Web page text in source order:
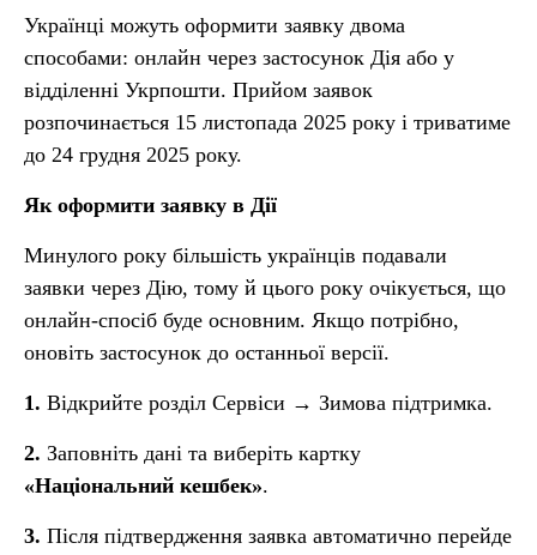
Українці можуть оформити заявку двома
способами: онлайн через застосунок Дія або у
відділенні Укрпошти. Прийом заявок
розпочинається 15 листопада 2025 року і триватиме
до 24 грудня 2025 року.
Як оформити заявку в Дії
Минулого року більшість українців подавали
заявки через Дію, тому й цього року очікується, що
онлайн-спосіб буде основним. Якщо потрібно,
оновіть застосунок до останньої версії.
1. Відкрийте розділ Сервіси → Зимова підтримка.
2. Заповніть дані та виберіть картку
«Національний кешбек».
3. Після підтвердження заявка автоматично перейде